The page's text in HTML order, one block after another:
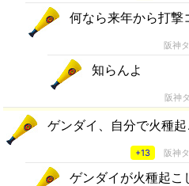
何なら来年から打撃
阪神タ
知らんよ
阪神
ゲンダイ、自分で火種
+13 阪神タ
ゲンダイが火種起こ